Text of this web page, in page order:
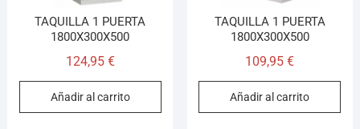
TAQUILLA 1 PUERTA
1800X300X500
124,95 €
Añadir al carrito
TAQUILLA 1 PUERTA
1800X300X500
109,95€
Añadir al carrito